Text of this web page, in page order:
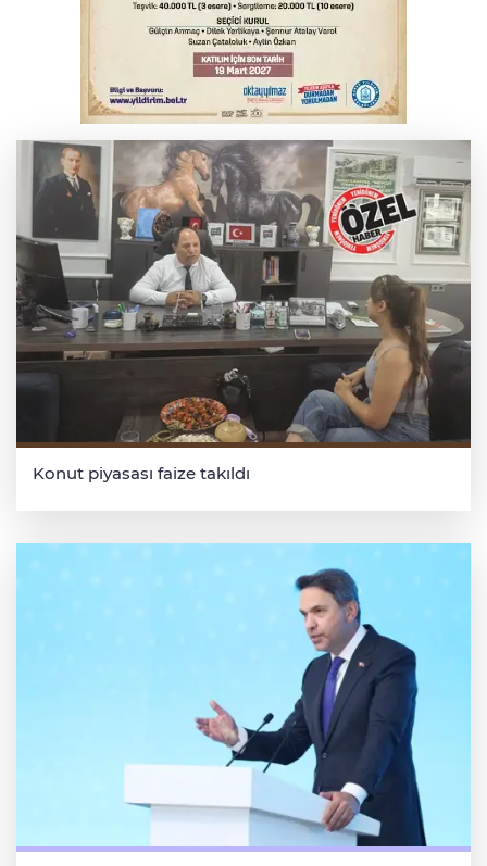
Babasını ziyarete giderken kazada
hayatını kaybetti
İnegöl'de orman yangını; Havadan ve
karadan müdahale başlatıldı
Konut piyasası faize takıldı